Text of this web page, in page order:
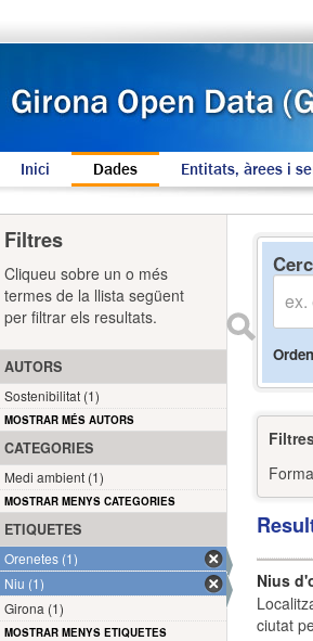
Inici Dades Entitats, àrees i
Nius
ciutat
Filtres
Cliqueu sobre un o més
termes de la llista següent
per filtrar els resultats.
AUTORS
Sostenibilitat (1)
MOSTRAR MÉS AUTORS
CATEGORIES
Medi ambient (1)
MOSTRAR MENYS CATEGORIES
ETIQUETES
Orenetes (1)
Niu (1)
Girona (1)
MOSTRAR MENYS ETIQUETES